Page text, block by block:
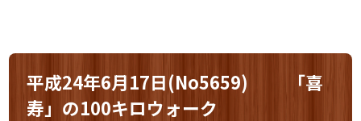
平成24年6月17日(No5659) 「喜
寿」の100キロウォーク